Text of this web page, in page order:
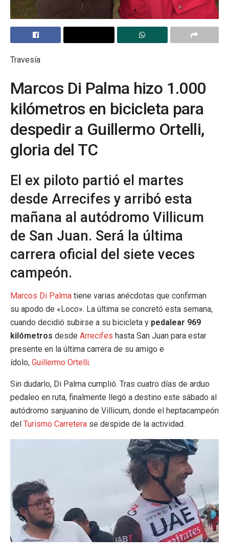
Travesía
Marcos Di Palma hizo 1.000
kilómetros en bicicleta para
despedir a Guillermo Ortelli,
gloria del TC
El ex piloto partió el martes
desde Arrecifes y arribó esta
mañana al autódromo Villicum
de San Juan. Será la última
carrera oficial del siete veces
campeón.
Marcos Di Palma tiene varias anécdotas que confirman
su apodo de «Loco». La última se concretó esta semana,
cuando decidió subirse a su bicicleta y pedalear 969
kilómetros desde Arrecifes hasta San Juan para estar
presente en la última carrera de su amigo e
ídolo, Guillermo Ortelli.
Sin dudarlo, Di Palma cumplió. Tras cuatro días de arduo
pedaleo en ruta, finalmente llegó a destino este sábado al
autódromo sanjuanino de Villicum, donde el heptacampeón
del Turismo Carretera se despide de la actividad.